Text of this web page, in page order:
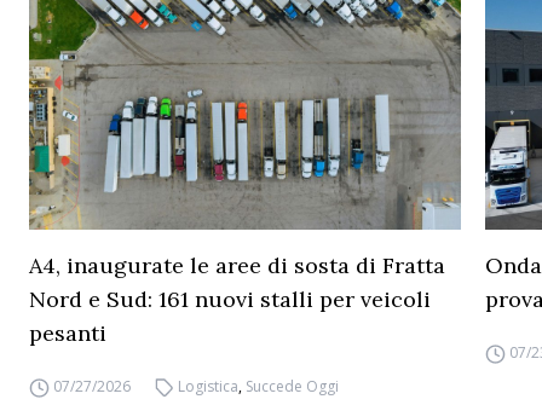
A4, inaugurate le aree di sosta di Fratta
Nord e Sud: 161 nuovi stalli per veicoli
pesanti
07/27/2026 Logistica, Succede Oggi
07/